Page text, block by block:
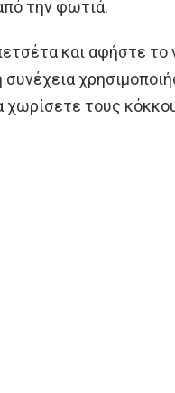
την φωτιά.
και αφήστε το
χωρίσετε τους